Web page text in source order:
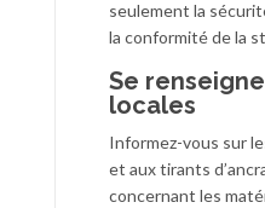
seulement la
la conformité de la
Se
locales
Informez-vous sur
et aux tirants
concernant les